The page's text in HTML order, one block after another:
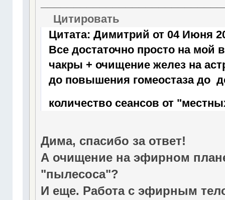
Цитировать
Цитата: Димитрий от 04 Июня
Все достаточно просто на мой
чакры + очищение желез на
до повышения гомеостаза до
количество сеансов от
Дима, спасибо за ответ!
А очищение на эфирном
"пылесоса"?
И еще. Работа с эфирным